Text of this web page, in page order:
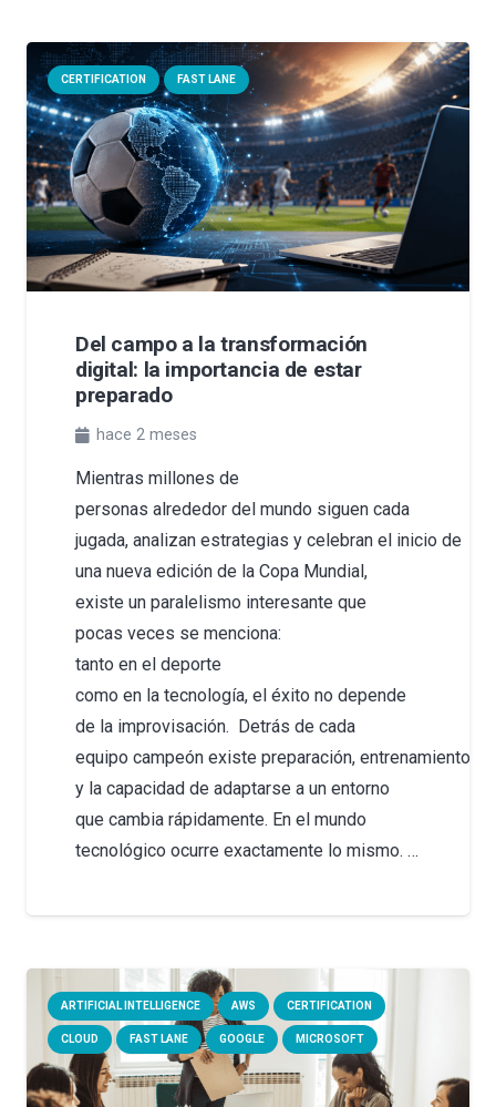
CERTIFICATION FAST LANE
Del campo a la transformación
digital: la importancia de estar
preparado
hace 2 meses
Mientras millones de
personas alrededor del mundo siguen cada
jugada, analizan estrategias y celebran el inicio de
una nueva edición de la Copa Mundial,
existe un paralelismo interesante que
pocas veces se menciona:
tanto en el deporte
como en la tecnología, el éxito no depende
de la improvisación. Detrás de cada
equipo campeón existe preparación, entrenamiento
y la capacidad de adaptarse a un entorno
que cambia rápidamente. En el mundo
tecnológico ocurre exactamente lo mismo. …
ARTIFICIAL INTELLIGENCE AWS CERTIFICATION
CLOUD FAST LANE GOOGLE MICROSOFT